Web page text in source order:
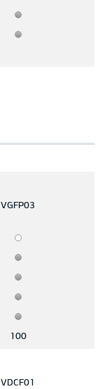
VGFP03
100
VDCF01